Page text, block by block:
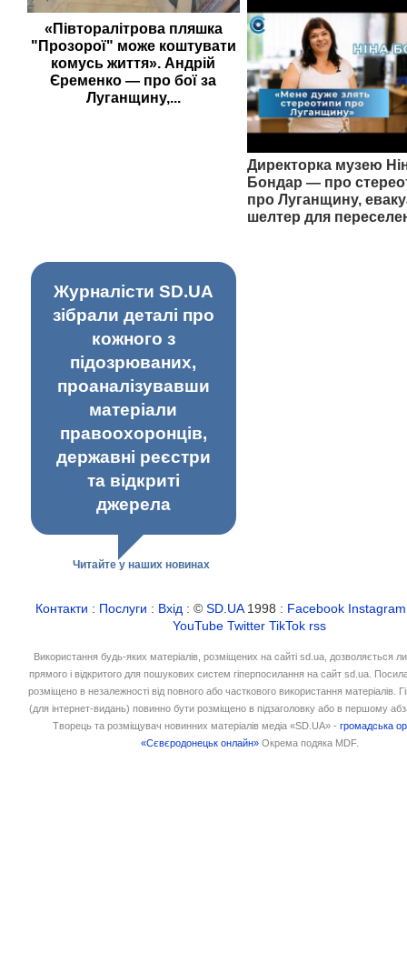
«Півторалітрова пляшка
"Прозорої" може коштувати
комусь життя». Андрій
Єременко — про бої за
Луганщину,...
Директорка музею
Бондар — про
про Луганщину,
шелтер для
Журналісти SD.UA
зібрали деталі про
кожного з
підозрюваних,
проаналізувавши
матеріали
правоохоронців,
державні реєстри
та відкриті
джерела
Читайте у наших новинах
Контакти : Послуги : Вхід : ©SD.UA1998 : Facebook Instagram
YouTube Twitter TikTok rss
Використання будь-яких матеріалів, розміщених на сайті sd.ua, дозволяється
прямого і відкритого для пошукових систем гіперпосилання на сайт sd.ua.
розміщено в незалежності від повного або часткового використання матеріалів.
(для інтернет-видань) повинно бути розміщено в підзаголовку або в першому
Творець та розміщувач новинних матеріалів медіа «SD.UA» -громадська
«Сєвєродонецьк онлайн» Окрема подяка MDF.